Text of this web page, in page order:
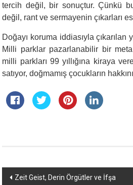
tercih değil, bir sonuçtur. Çünkü
değil, rant ve sermayenin çıkarları
Doğayı koruma iddiasıyla
Milli parklar pazarlanabilir bir
milli parkları 99 yıllığına kiraya
satıyor, doğmamış çocukların
Yazı
Zeit Geist, Derin Örgütler ve İfşa